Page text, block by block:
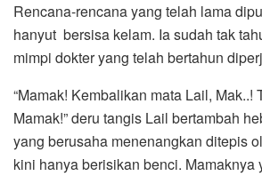
Rencana-rencana yang telah lama
hanyut bersisa kelam. Ia sudah tak
mimpi dokter yang telah bertahun
“Mamak! Kembalikan mata Lail, Mak..!
Mamak!” deru tangis Lail bertambah
yang berusaha menenangkan ditepis
kini hanya berisikan benci. Mamaknya